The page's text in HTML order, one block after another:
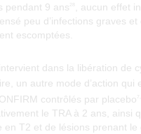
pendant 9 ans
, aucun effet
peu d’infections graves
escomptées.
dans la libération de
un autre mode d’action
contrôlés par placebo
le TRA à 2 ans, ainsi
T2 et de lésions prenant